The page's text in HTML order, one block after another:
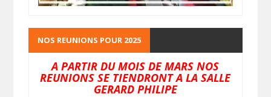
NOS REUNIONS POUR 2025
A PARTIR DU MOIS DE MARS NOS
REUNIONS SE TIENDRONT A LA SALLE
GERARD PHILIPE